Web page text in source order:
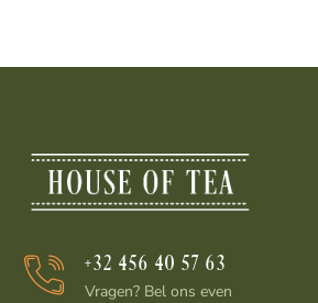
+32 456 40 57 63
Vragen? Bel ons even